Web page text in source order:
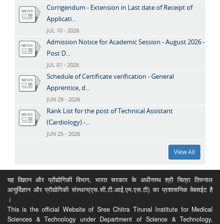
Corrigendum - Extension in Last date of Receipt of
Applicati...
JUL 10 - 2026
Admission Notice for Academic Session - August 2026 -
Post D...
JUL 01 - 2026
Schedule of Certificate verification - General
Apprentice, d...
JUN 29 - 2026
Rank List for the post of Technical Assistant
(Cardiology) -...
JUN 25 - 2026
View All
यह विज्ञान और प्रौद्योगिकी विभाग, भारत सरकार के अधीनस्थ श्री चित्रा तिरुनाल
आयुर्विज्ञान और प्रौद्योगिकी संस्थान(एस.सी.टी.आई.एम.एस.टी) का प्रशासनिक वेबसईट है
।
This is the official Website of Sree Chitra Tirunal Institute for Medical
Sciences & Technology under Department of Science & Technology,